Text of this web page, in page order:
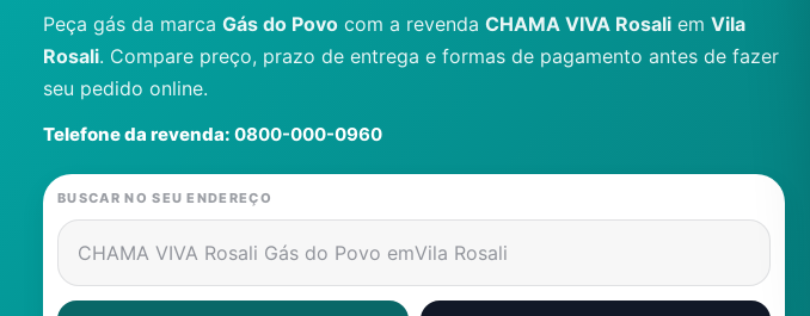
Peça gás da marca Gás do Povo com a revenda CHAMA VIVA Rosali em Vila
Rosali. Compare preço, prazo de entrega e formas de pagamento antes de fazer
seu pedido online.
Telefone da revenda: 0800-000-0960
BUSCAR NO SEU ENDEREÇO
CHAMA VIVA Rosali Gás do Povo emVila Rosali